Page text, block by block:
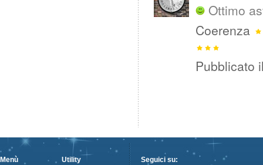
Ottimo
Coerenza
Pubblicato
Menù
Utility
Seguici su: